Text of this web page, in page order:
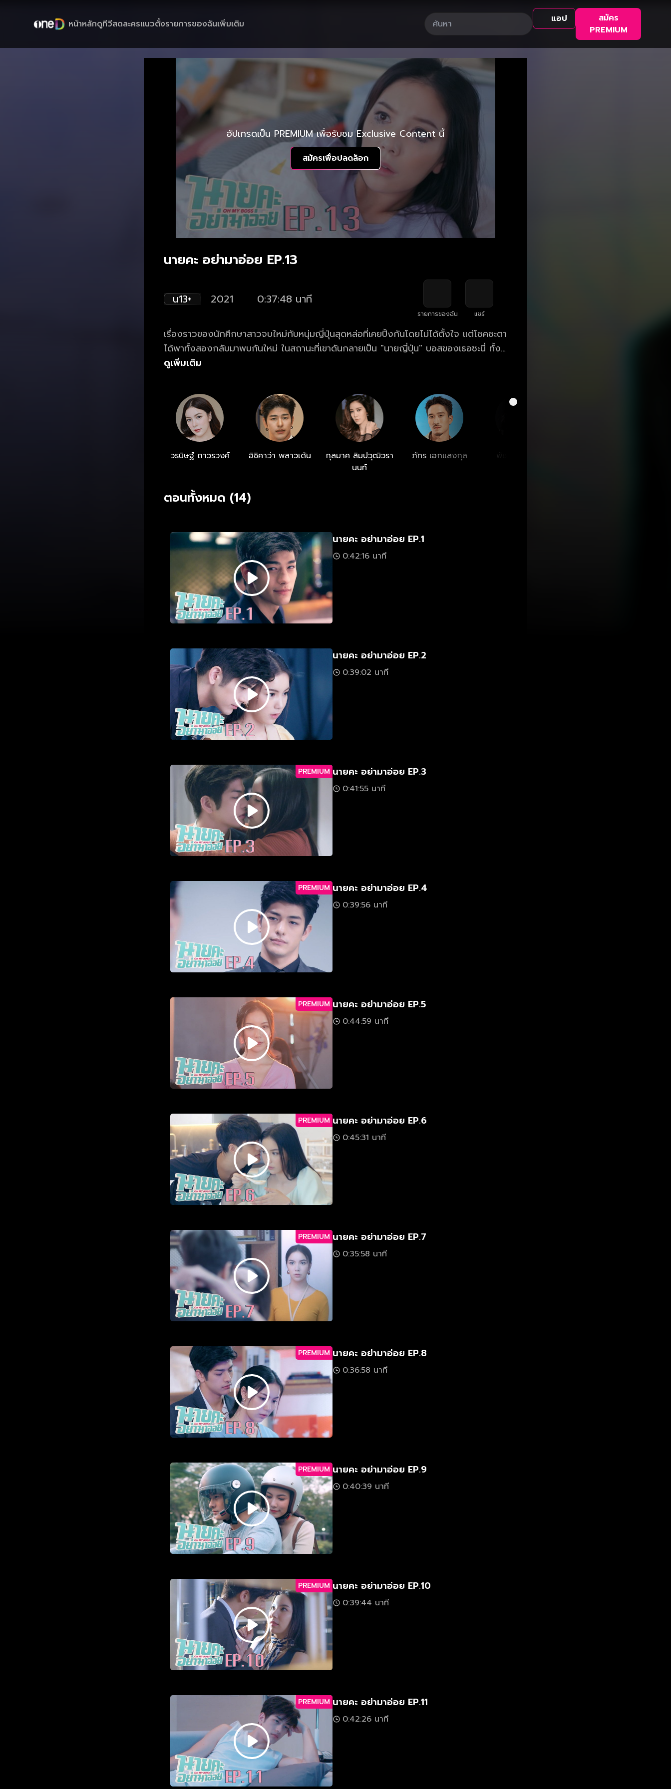
หน้าหลักดูทีวีสดละครแนวตั้งรายการของฉันเพิ่มเติม แอป
สมัคร
PREMIUM
อัปเกรดเป็น PREMIUM เพื่อรับชม Exclusive Content นี้
สมัครเพื่อปลดล็อก
นายคะ อย่ามาอ่อย EP.13
น13+ 2021 0:37:48 นาที
รายการของฉัน แชร์
เรื่องราวของนักศึกษาสาวจบใหม่กับหนุ่มญี่ปุ่นสุดหล่อที่เคยปิ้งกันโดยไม่ได้ตั้งใจ แต่โชคชะตา
ได้พาทั้งสองกลับมาพบกันใหม่ ในสถานะที่เขาดันกลายเป็น "นายญี่ปุ่น" บอสของเธอซะนี่ ทั้งที่
รู้ว่าควรหยุด แต่เสน่ห์ของเจ้านายก็ก่อกวนหัวใจไม่หยุด แล้วเธอควรจะทำอย่างไร
ดูเพิ่มเติม
วรนิษฐ์ ถาวรวงศ์ อิชิคาว่า พลาวเด้น
กุลมาศ ลิมปวุฒิวรา
นนท์
ภัทร เอกแสงกุล พัชรา ทับทอง
ตอนทั้งหมด (14)
นายคะ อย่ามาอ่อย EP.1
0:42:16 นาที
นายคะ อย่ามาอ่อย EP.2
0:39:02 นาที
PREMIUM นายคะ อย่ามาอ่อย EP.3
0:41:55 นาที
PREMIUM นายคะ อย่ามาอ่อย EP.4
0:39:56 นาที
PREMIUM นายคะ อย่ามาอ่อย EP.5
0:44:59 นาที
PREMIUM นายคะ อย่ามาอ่อย EP.6
0:45:31 นาที
PREMIUM นายคะ อย่ามาอ่อย EP.7
0:35:58 นาที
PREMIUM นายคะ อย่ามาอ่อย EP.8
0:36:58 นาที
PREMIUM นายคะ อย่ามาอ่อย EP.9
0:40:39 นาที
PREMIUM นายคะ อย่ามาอ่อย EP.10
0:39:44 นาที
PREMIUM นายคะ อย่ามาอ่อย EP.11
0:42:26 นาที